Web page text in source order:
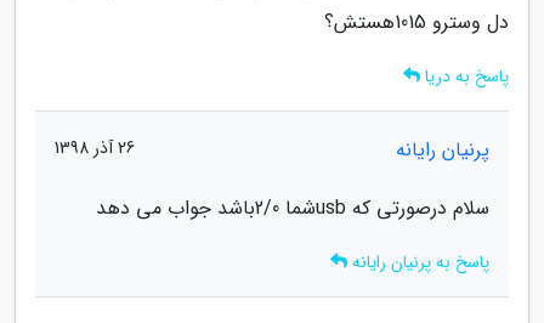
دل وسترو 1015هستش؟
پاسخ به دریا
پرنیان رایانه 26 آذر 1398
سلام درصورتی که usbشما 2/0باشد جواب می دهد
پاسخ به پرنیان رایانه